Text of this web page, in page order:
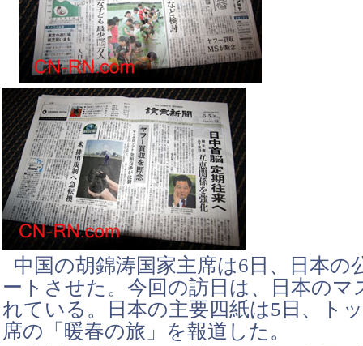
中国の胡錦涛国家主席は6日、日本の
ートさせた。今回の訪日は、日本のマ
れている。日本の主要四紙は5日、ト
席の「暖春の旅」を報道した。